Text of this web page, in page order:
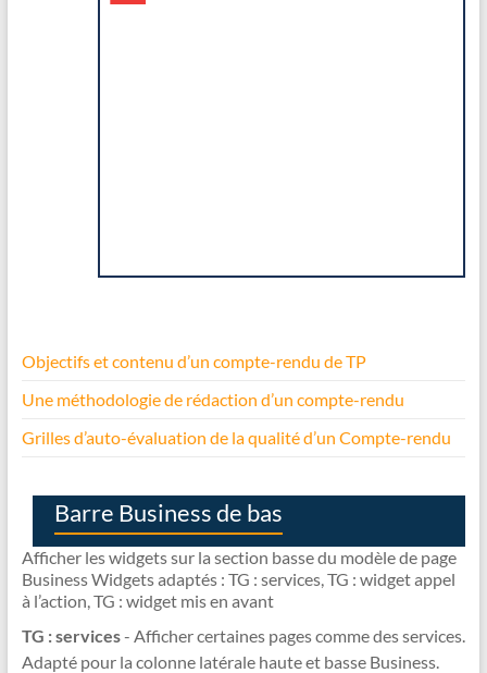
Objectifs et contenu d’un compte-rendu de TP
Une méthodologie de rédaction d’un compte-rendu
Grilles d’auto-évaluation de la qualité d’un Compte-rendu
Barre Business de bas
Afficher les widgets sur la section basse du modèle de page
Business Widgets adaptés : TG : services, TG : widget appel
à l’action, TG : widget mis en avant
TG : services- Afficher certaines pages comme des services.
Adapté pour la colonne latérale haute et basse Business.